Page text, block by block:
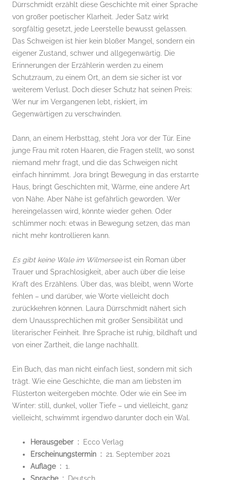
Dürrschmidt erzählt diese Geschichte mit einer Sprache
von großer poetischer Klarheit. Jeder Satz wirkt
sorgfältig gesetzt, jede Leerstelle bewusst gelassen.
Das Schweigen ist hier kein bloßer Mangel, sondern ein
eigener Zustand, schwer und allgegenwärtig. Die
Erinnerungen der Erzählerin werden zu einem
Schutzraum, zu einem Ort, an dem sie sicher ist vor
weiterem Verlust. Doch dieser Schutz hat seinen Preis:
Wer nur im Vergangenen lebt, riskiert, im
Gegenwärtigen zu verschwinden.
Dann, an einem Herbsttag, steht Jora vor der Tür. Eine
junge Frau mit roten Haaren, die Fragen stellt, wo sonst
niemand mehr fragt, und die das Schweigen nicht
einfach hinnimmt. Jora bringt Bewegung in das erstarrte
Haus, bringt Geschichten mit, Wärme, eine andere Art
von Nähe. Aber Nähe ist gefährlich geworden. Wer
hereingelassen wird, könnte wieder gehen. Oder
schlimmer noch: etwas in Bewegung setzen, das man
nicht mehr kontrollieren kann.
Es gibt keine Wale im Wilmerseeist ein Roman über
Trauer und Sprachlosigkeit, aber auch über die leise
Kraft des Erzählens. Über das, was bleibt, wenn Worte
fehlen – und darüber, wie Worte vielleicht doch
zurückkehren können. Laura Dürrschmidt nähert sich
dem Unaussprechlichen mit großer Sensibilität und
literarischer Feinheit. Ihre Sprache ist ruhig, bildhaft und
von einer Zartheit, die lange nachhallt.
Ein Buch, das man nicht einfach liest, sondern mit sich
trägt. Wie eine Geschichte, die man am liebsten im
Flüsterton weitergeben möchte. Oder wie ein See im
Winter: still, dunkel, voller Tiefe – und vielleicht, ganz
vielleicht, schwimmt irgendwo darunter doch ein Wal.
Herausgeber ‏ : ‎
Ecco Verlag
Erscheinungstermin ‏ : ‎ 21. September 2021
Auflage ‏ : ‎ 1.